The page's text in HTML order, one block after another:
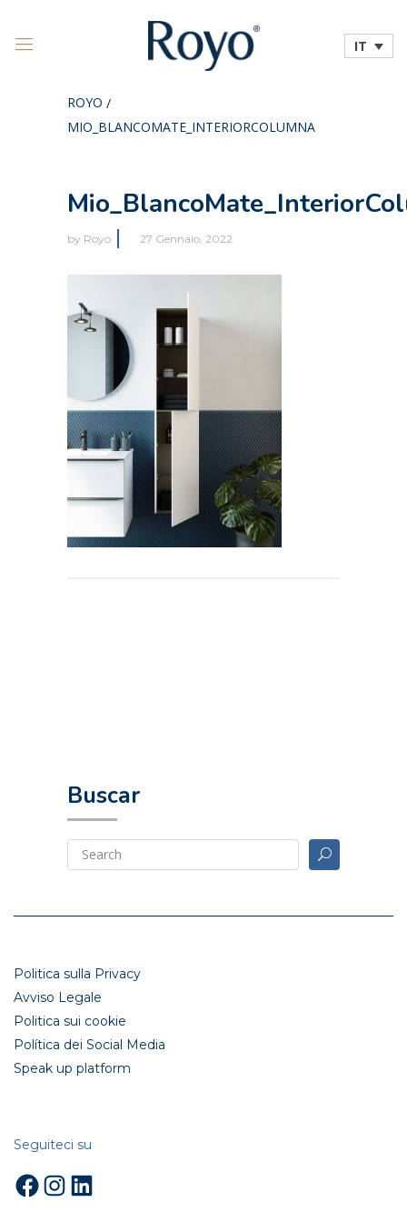
IT
ROYO /
MIO_BLANCOMATE_INTERIORCOLUMNA
by Royo 27 Gennaio, 2022
Buscar
Politica sulla Privacy
Avviso Legale
Politica sui cookie
Política dei Social Media
Speak up platform
Seguiteci su
Facebook
Instagram
LinkedIn